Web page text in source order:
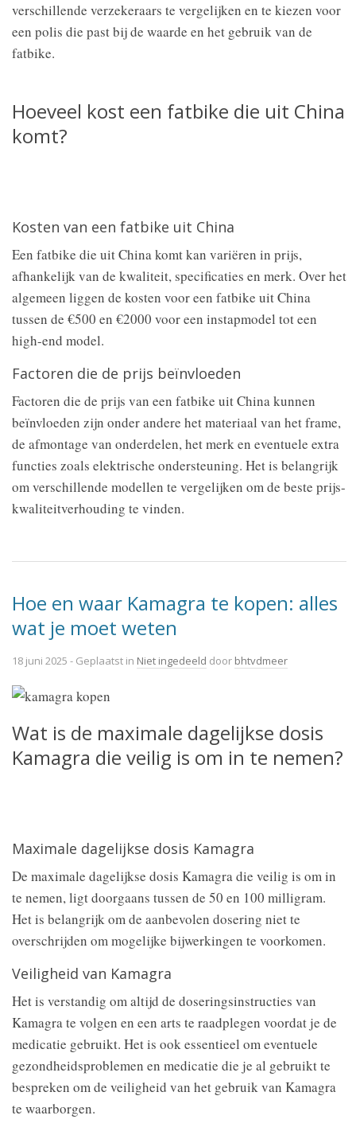
verschillende verzekeraars te vergelijken en te kiezen voor
een polis die past bij de waarde en het gebruik van de
fatbike.
Hoeveel kost een fatbike die uit China
komt?
Kosten van een fatbike uit China
Een fatbike die uit China komt kan variëren in prijs,
afhankelijk van de kwaliteit, specificaties en merk. Over het
algemeen liggen de kosten voor een fatbike uit China
tussen de €500 en €2000 voor een instapmodel tot een
high-end model.
Factoren die de prijs beïnvloeden
Factoren die de prijs van een fatbike uit China kunnen
beïnvloeden zijn onder andere het materiaal van het frame,
de afmontage van onderdelen, het merk en eventuele extra
functies zoals elektrische ondersteuning. Het is belangrijk
om verschillende modellen te vergelijken om de beste prijs-
kwaliteitverhouding te vinden.
Hoe en waar Kamagra te kopen: alles
wat je moet weten
18 juni 2025 - Geplaatst in Niet ingedeeld door bhtvdmeer
Wat is de maximale dagelijkse dosis
Kamagra die veilig is om in te nemen?
Maximale dagelijkse dosis Kamagra
De maximale dagelijkse dosis Kamagra die veilig is om in
te nemen, ligt doorgaans tussen de 50 en 100 milligram.
Het is belangrijk om de aanbevolen dosering niet te
overschrijden om mogelijke bijwerkingen te voorkomen.
Veiligheid van Kamagra
Het is verstandig om altijd de doseringsinstructies van
Kamagra te volgen en een arts te raadplegen voordat je de
medicatie gebruikt. Het is ook essentieel om eventuele
gezondheidsproblemen en medicatie die je al gebruikt te
bespreken om de veiligheid van het gebruik van Kamagra
te waarborgen.